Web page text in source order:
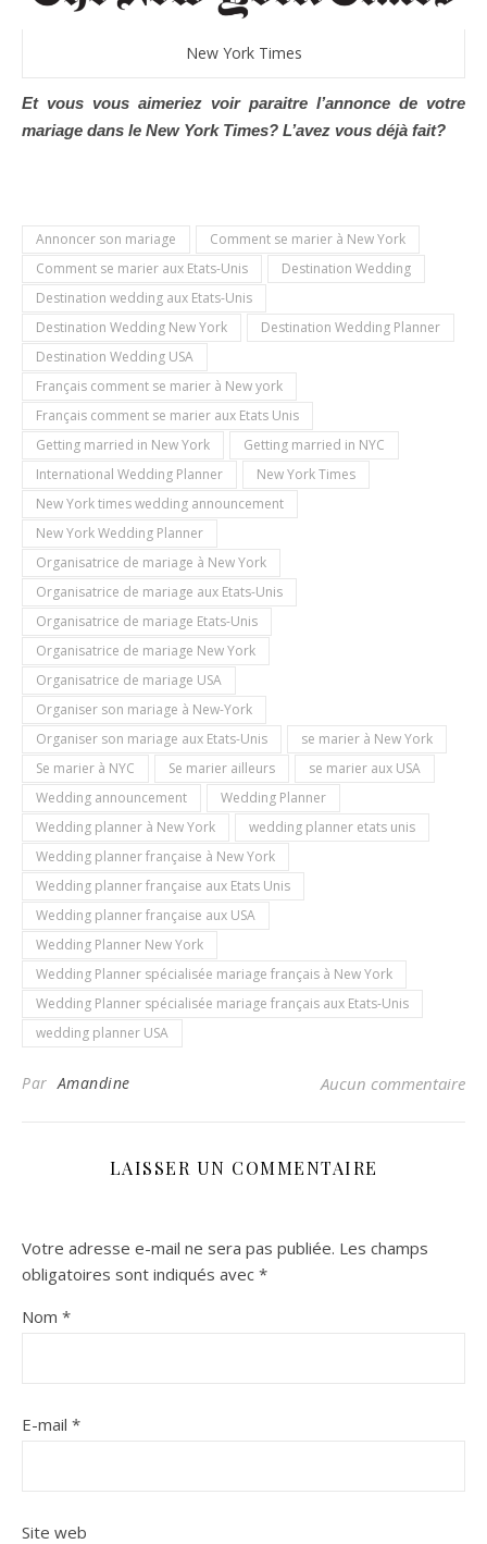
New York Times
Et vous vous aimeriez voir paraitre l’annonce de votre
mariage dans le New York Times? L’avez vous déjà fait?
Annoncer son mariage
Comment se marier à New York
Comment se marier aux Etats-Unis
Destination Wedding
Destination wedding aux Etats-Unis
Destination Wedding New York
Destination Wedding Planner
Destination Wedding USA
Français comment se marier à New york
Français comment se marier aux Etats Unis
Getting married in New York
Getting married in NYC
International Wedding Planner
New York Times
New York times wedding announcement
New York Wedding Planner
Organisatrice de mariage à New York
Organisatrice de mariage aux Etats-Unis
Organisatrice de mariage Etats-Unis
Organisatrice de mariage New York
Organisatrice de mariage USA
Organiser son mariage à New-York
Organiser son mariage aux Etats-Unis
se marier à New York
Se marier à NYC
Se marier ailleurs
se marier aux USA
Wedding announcement
Wedding Planner
Wedding planner à New York
wedding planner etats unis
Wedding planner française à New York
Wedding planner française aux Etats Unis
Wedding planner française aux USA
Wedding Planner New York
Wedding Planner spécialisée mariage français à New York
Wedding Planner spécialisée mariage français aux Etats-Unis
wedding planner USA
ParAmandine Aucun commentaire
LAISSER UN COMMENTAIRE
Votre adresse e-mail ne sera pas publiée. Les champs
obligatoires sont indiqués avec *
Nom *
E-mail *
Site web